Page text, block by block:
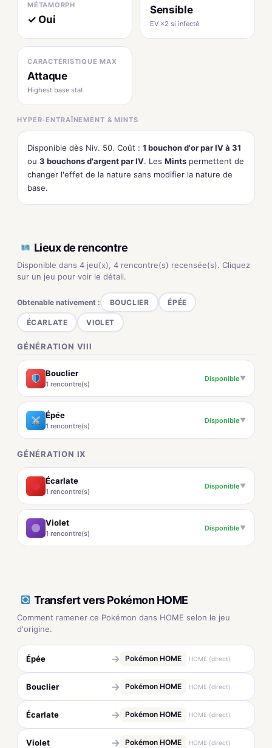
MÉTAMORPH
✓ Oui
Sensible
EV ×2 si infecté
CARACTÉRISTIQUE MAX
Attaque
Highest base stat
HYPER-ENTRAÎNEMENT & MINTS
Disponible dès Niv. 50. Coût : 1 bouchon d'or par IV à 31
ou 3 bouchons d'argent par IV. Les Mints permettent de
changer l'effet de la nature sans modifier la nature de
base.
Lieux de rencontre
Disponible dans 4 jeu(x), 4 rencontre(s) recensée(s). Cliquez
sur un jeu pour voir le détail.
Obtenable nativement : BOUCLIER ÉPÉE
ÉCARLATE VIOLET
GÉNÉRATION VIII
Bouclier
1 rencontre(s)
Disponible▼
Épée
1 rencontre(s)
Disponible▼
GÉNÉRATION IX
Écarlate
1 rencontre(s)
Disponible▼
Violet
1 rencontre(s)
Disponible▼
Transfert vers Pokémon HOME
Comment ramener ce Pokémon dans HOME selon le jeu
d'origine.
Épée → Pokémon HOME HOME (direct)
Bouclier → Pokémon HOME HOME (direct)
Écarlate → Pokémon HOME HOME (direct)
Violet → Pokémon HOME HOME (direct)